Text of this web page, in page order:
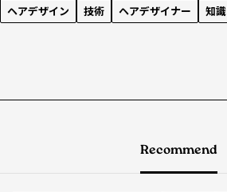
ヘアデザイン 技術 ヘアデザイナー 知識
Recommend